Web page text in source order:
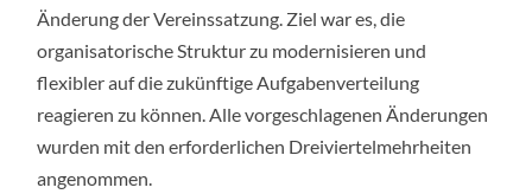
Änderung der Vereinssatzung. Ziel war es, die
organisatorische Struktur zu modernisieren und
flexibler auf die zukünftige Aufgabenverteilung
reagieren zu können. Alle vorgeschlagenen Änderungen
wurden mit den erforderlichen Dreiviertelmehrheiten
angenommen.